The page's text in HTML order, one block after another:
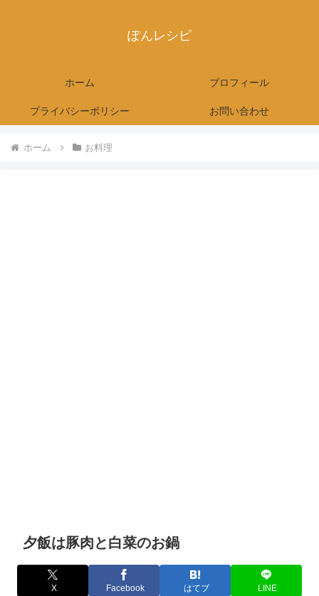
ぽんレシピ
ホーム プロフィール
プライバシーポリシー お問い合わせ
ホーム お料理
夕飯は豚肉と白菜のお鍋
X Facebook はてブ LINE